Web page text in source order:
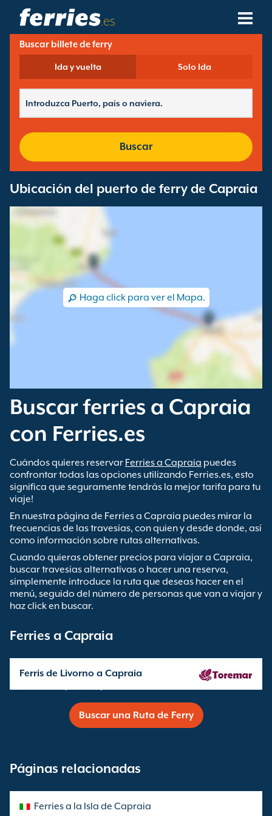
.es
Compañías Navieras
Destinos De Ferries
Puertos De Ferry
Buscar billete de ferry
Ida y vuelta Solo Ida
Buscar
Ubicación del puerto de ferry de Capraia
Haga click para ver el Mapa.
Buscar ferries a Capraia
con Ferries.es
Cuándos quieres reservar Ferries a Capraia puedes
confrontar todas las opciones utilizando Ferries.es, esto
significa que seguramente tendrás la mejor tarifa para tu
viaje!
En nuestra página de Ferries a Capraia puedes mirar la
frecuencias de las travesías, con quien y desde donde, así
como información sobre rutas alternativas.
Cuando quieras obtener precios para viajar a Capraia,
buscar travesías alternativas o hacer una reserva,
simplemente introduce la ruta que deseas hacer en el
menú, seguido del número de personas que van a viajar y
haz click en buscar.
Ferries a Capraia
Ferris de Livorno a Capraia
Buscar una Ruta de Ferry
Páginas relacionadas
Ferries a la Isla de Capraia